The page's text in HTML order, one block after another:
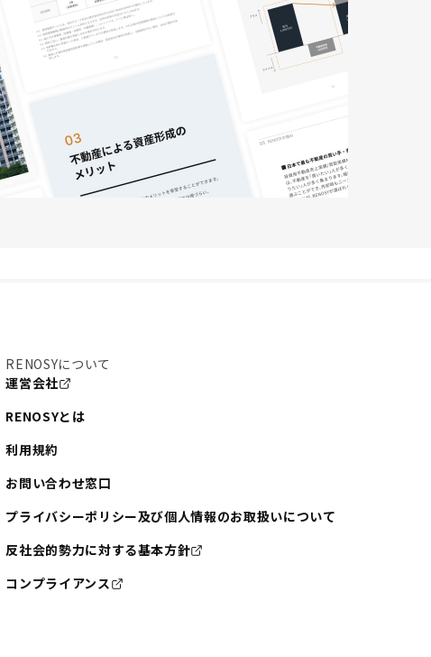
RENOSYについて
運営会社
RENOSYとは
利用規約
お問い合わせ窓口
プライバシーポリシー及び個人情報のお取扱いについて
反社会的勢力に対する基本方針
コンプライアンス